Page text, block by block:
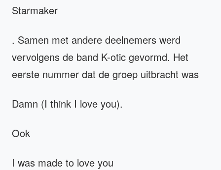
Starmaker
. Samen met andere deelnemers werd
vervolgens de band K-otic gevormd. Het
eerste nummer dat de groep uitbracht was
Damn (I think I love you).
Ook
I was made to love you